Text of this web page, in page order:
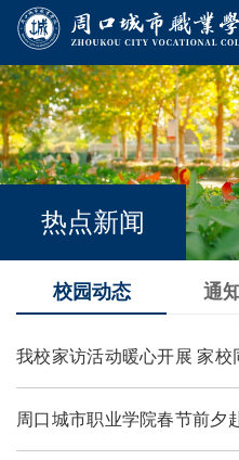
热点新闻
校园动态 通
周口城市职业学院春节前夕